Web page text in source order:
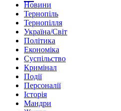
Новини
Тернопіль
Тернопілля
Україна/Світ
Політика
Економіка
Суспільство
Кримінал
Події
Персоналії
Історія
Мандри